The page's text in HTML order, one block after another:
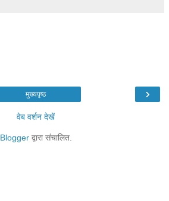
›
मुख्यपृष्ठ
वेब वर्शन देखें
Bloggerद्वारा संचालित.